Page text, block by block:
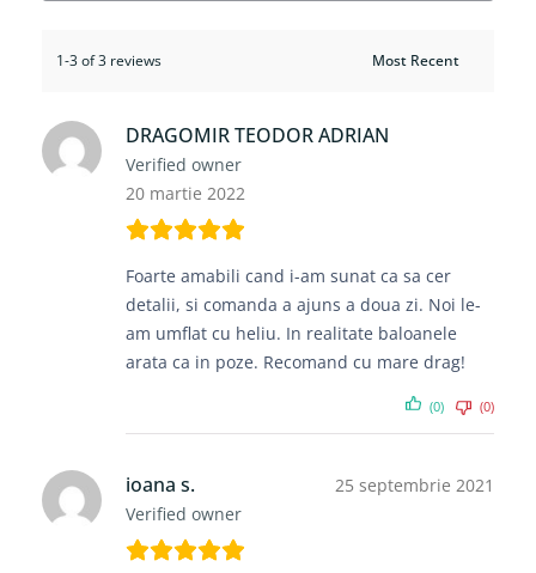
1-3 of 3 reviews
DRAGOMIR TEODOR ADRIAN
Verified owner
20 martie 2022
Foarte amabili cand i-am sunat ca sa cer
detalii, si comanda a ajuns a doua zi. Noi le-
am umflat cu heliu. In realitate baloanele
arata ca in poze. Recomand cu mare drag!
(0) (0)
ioana s.
Verified owner
25 septembrie 2021